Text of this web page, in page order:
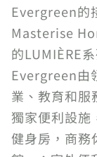
Evergreen的
Masterise
的LUMIÈRE
Evergreen由
業、教育和服
獨家便利設施
健身房，商務